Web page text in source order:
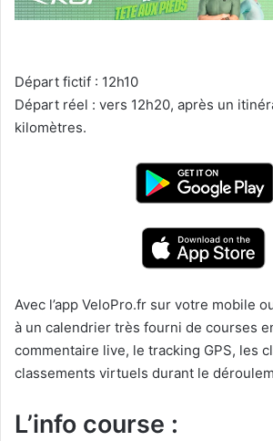
Départ fictif : 12h10
Départ réel : vers 12h20, après un
kilomètres.
Avec l’app VeloPro.fr sur votre mobile
à un calendrier très fourni de courses
commentaire live, le tracking GPS, les
classements virtuels durant le
L’info course :